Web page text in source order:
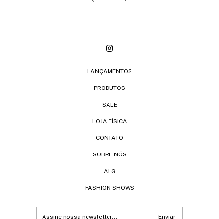
LANÇAMENTOS
PRODUTOS
SALE
LOJA FÍSICA
CONTATO
SOBRE NÓS
ALG
FASHION SHOWS